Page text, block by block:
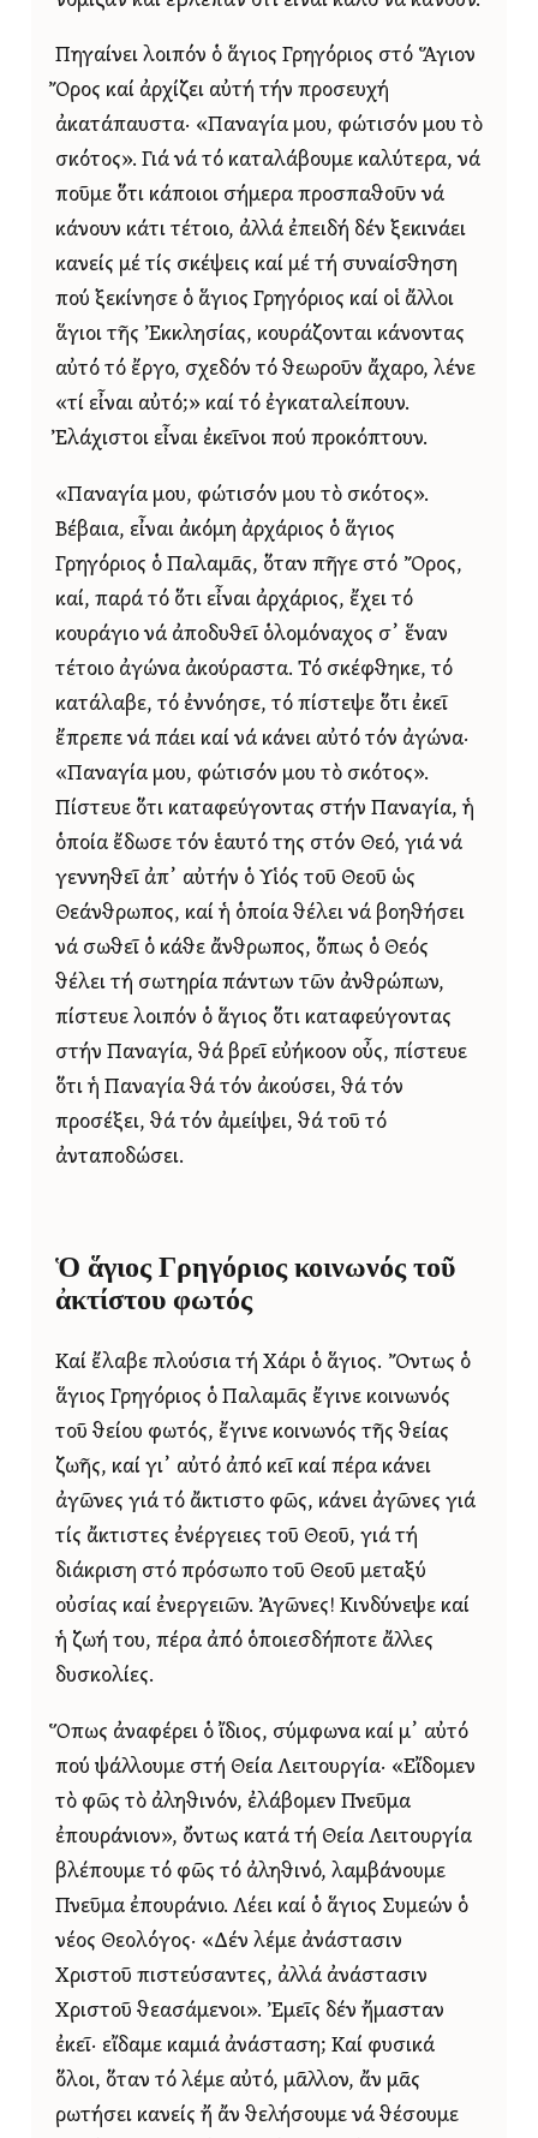
Πηγαίνει λοιπόν ὁ ἅγιος Γρηγόριος στό Ἅγιον
Ὄρος καί ἀρχίζει αὐτή τήν προσευχή
ἀκατάπαυστα· «Παναγία μου, φώτισόν μου τὸ
σκότος». Γιά νά τό καταλάβουμε καλύτερα, νά
ποῦμε ὅτι κάποιοι σήμερα προσπαθοῦν νά
κάνουν κάτι τέτοιο, ἀλλά ἐπειδή δέν ξεκινάει
κανείς μέ τίς σκέψεις καί μέ τή συναίσθηση
πού ξεκίνησε ὁ ἅγιος Γρηγόριος καί οἱ ἄλλοι
ἅγιοι τῆς Ἐκκλησίας, κουράζονται κάνοντας
αὐτό τό ἔργο, σχεδόν τό θεωροῦν ἄχαρο, λένε
«τί εἶναι αὐτό;» καί τό ἐγκαταλείπουν.
Ἐλάχιστοι εἶναι ἐκεῖνοι πού προκόπτουν.
«Παναγία μου, φώτισόν μου τὸ σκότος».
Βέβαια, εἶναι ἀκόμη ἀρχάριος ὁ ἅγιος
Γρηγόριος ὁ Παλαμᾶς, ὅταν πῆγε στό Ὄρος,
καί, παρά τό ὅτι εἶναι ἀρχάριος, ἔχει τό
κουράγιο νά ἀποδυθεῖ ὁλομόναχος σ᾿ ἕναν
τέτοιο ἀγώνα ἀκούραστα. Τό σκέφθηκε, τό
κατάλαβε, τό ἐννόησε, τό πίστεψε ὅτι ἐκεῖ
ἔπρεπε νά πάει καί νά κάνει αὐτό τόν ἀγώνα·
«Παναγία μου, φώτισόν μου τὸ σκότος».
Πίστευε ὅτι καταφεύγοντας στήν Παναγία, ἡ
ὁποία ἔδωσε τόν ἑαυτό της στόν Θεό, γιά νά
γεννηθεῖ ἀπ᾿ αὐτήν ὁ Υἱός τοῦ Θεοῦ ὡς
Θεάνθρωπος, καί ἡ ὁποία θέλει νά βοηθήσει
νά σωθεῖ ὁ κάθε ἄνθρωπος, ὅπως ὁ Θεός
θέλει τή σωτηρία πάντων τῶν ἀνθρώπων,
πίστευε λοιπόν ὁ ἅγιος ὅτι καταφεύγοντας
στήν Παναγία, θά βρεῖ εὐήκοον οὖς, πίστευε
ὅτι ἡ Παναγία θά τόν ἀκούσει, θά τόν
προσέξει, θά τόν ἀμείψει, θά τοῦ τό
ἀνταποδώσει.
Ὁ ἅγιος Γρηγόριος κοινωνός τοῦ
ἀκτίστου φωτός
Καί ἔλαβε πλούσια τή Χάρι ὁ ἅγιος. Ὄντως ὁ
ἅγιος Γρηγόριος ὁ Παλαμᾶς ἔγινε κοινωνός
τοῦ θείου φωτός, ἔγινε κοινωνός τῆς θείας
ζωῆς, καί γι᾿ αὐτό ἀπό κεῖ καί πέρα κάνει
ἀγῶνες γιά τό ἄκτιστο φῶς, κάνει ἀγῶνες γιά
τίς ἄκτιστες ἐνέργειες τοῦ Θεοῦ, γιά τή
διάκριση στό πρόσωπο τοῦ Θεοῦ μεταξύ
οὐσίας καί ἐνεργειῶν. Ἀγῶνες! Κινδύνεψε καί
ἡ ζωή του, πέρα ἀπό ὁποιεσδήποτε ἄλλες
δυσκολίες.
Ὅπως ἀναφέρει ὁ ἴδιος, σύμφωνα καί μ᾿ αὐτό
πού ψάλλουμε στή Θεία Λειτουργία· «Εἴδομεν
τὸ φῶς τὸ ἀληθινόν, ἐλάβομεν Πνεῦμα
ἐπουράνιον», ὄντως κατά τή Θεία Λειτουργία
βλέπουμε τό φῶς τό ἀληθινό, λαμβάνουμε
Πνεῦμα ἐπουράνιο. Λέει καί ὁ ἅγιος Συμεών ὁ
νέος Θεολόγος· «Δέν λέμε ἀνάστασιν
Χριστοῦ πιστεύσαντες, ἀλλά ἀνάστασιν
Χριστοῦ θεασάμενοι». Ἐμεῖς δέν ἤμασταν
ἐκεῖ· εἴδαμε καμιά ἀνάσταση; Καί φυσικά
ὅλοι, ὅταν τό λέμε αὐτό, μᾶλλον, ἄν μᾶς
ρωτήσει κανείς ἤ ἄν θελήσουμε νά θέσουμε